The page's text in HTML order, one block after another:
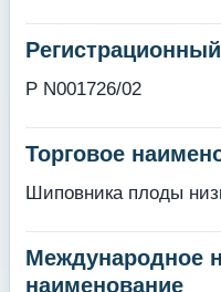
Р N001726/02
Торговое
Шиповника плоды
Международное
наименование